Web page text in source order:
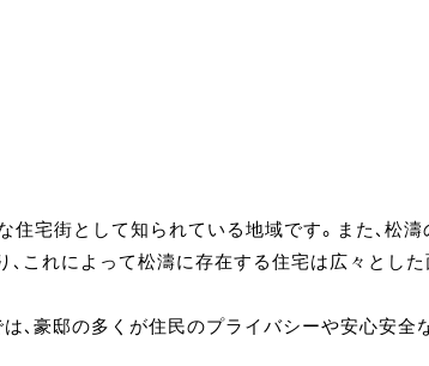
宅街として知られている地域です。また、松
これによって松濤に存在する住宅は広々とし
豪邸の多くが住民のプライバシーや安心安